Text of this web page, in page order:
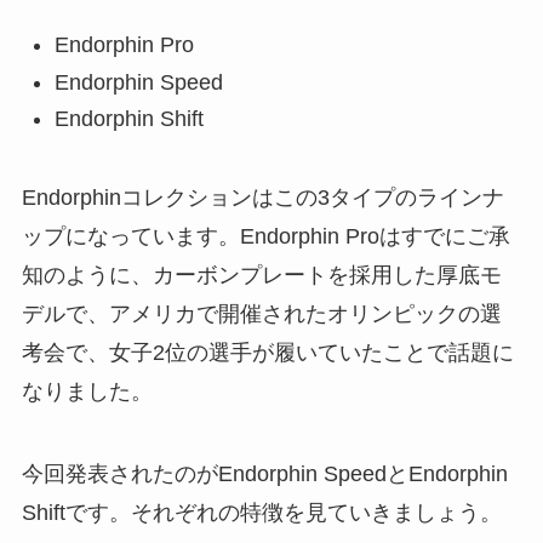
Endorphin Pro
Endorphin Speed
Endorphin Shift
Endorphinコレクションはこの3タイプのラインナ
ップになっています。Endorphin Proはすでにご承
知のように、カーボンプレートを採用した厚底モ
デルで、アメリカで開催されたオリンピックの選
考会で、女子2位の選手が履いていたことで話題に
なりました。
今回発表されたのがEndorphin SpeedとEndorphin
Shiftです。それぞれの特徴を見ていきましょう。